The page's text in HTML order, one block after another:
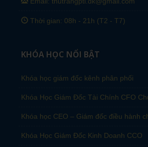
Thời gian: 08h - 21h (T2 - T7)
KHÓA HỌC NỔI BẬT
Khóa học giám đốc kênh phân phối
Khóa Học Giám Đốc Tài Chính CFO
Khóa học CEO – Giám đốc điều hành
Khóa Học Giám Đốc Kinh Doanh CCO